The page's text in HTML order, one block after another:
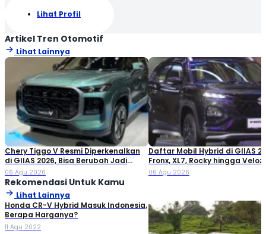
Lihat Profil
Artikel Tren Otomotif
Lihat Lainnya
Chery Tiggo V Resmi Diperkenalkan
di GIIAS 2026, Bisa Berubah Jadi
Double Cabin
06 Agu 2026
Daftar Mobil Hybrid di GIIAS
Fronx, XL7, Rocky hingga Veloz!
06 Agu 2026
Rekomendasi Untuk Kamu
Lihat Lainnya
Honda CR-V Hybrid Masuk Indonesia,
Berapa Harganya?
11 Agu 2022